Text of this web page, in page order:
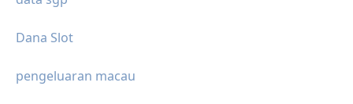
Dana Slot
pengeluaran macau